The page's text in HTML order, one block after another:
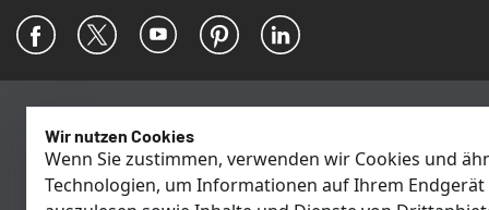
Facebook
X YouTubePinterestLinkedIn
Wir nutzen Cookies
Wenn Sie zustimmen, verwenden wir Cookies und
Technologien, um Informationen auf Ihrem Endgerät